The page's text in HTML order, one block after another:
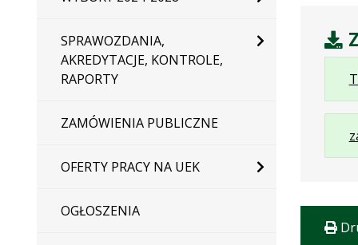
SPRAWOZDANIA,
AKREDYTACJE, KONTROLE,
RAPORTY
ZAMÓWIENIA PUBLICZNE
OFERTY PRACY NA UEK
OGŁOSZENIA